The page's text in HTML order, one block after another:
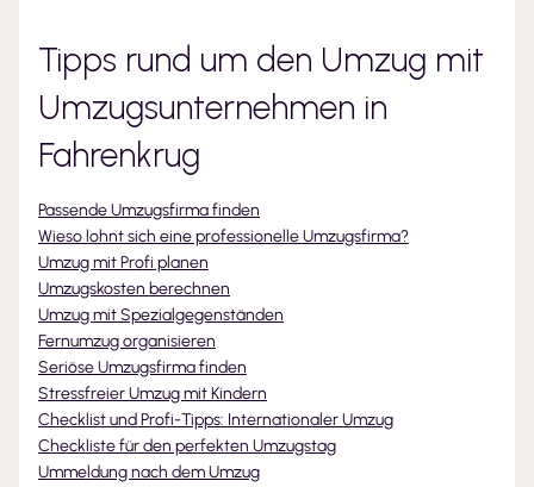
Tipps rund um den Umzug mit
Umzugsunternehmen in
Fahrenkrug
Passende Umzugsfirma finden
Wieso lohnt sich eine professionelle Umzugsfirma?
Umzug mit Profi planen
Umzugskosten berechnen
Umzug mit Spezialgegenständen
Fernumzug organisieren
Seriöse Umzugsfirma finden
Stressfreier Umzug mit Kindern
Checklist und Profi-Tipps: Internationaler Umzug
Checkliste für den perfekten Umzugstag
Ummeldung nach dem Umzug